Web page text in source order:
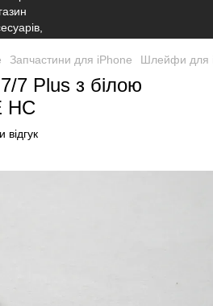
Запчастини для iPhone Шлейфи для
7 Plus з білою
HC
відгук